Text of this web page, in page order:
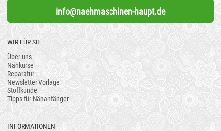
info@naehmaschinen-haupt.de
WIR FÜR SIE
Über uns
Nähkurse
Reparatur
Newsletter Vorlage
Stoffkunde
Tipps für Nähanfänger
INFORMATIONEN